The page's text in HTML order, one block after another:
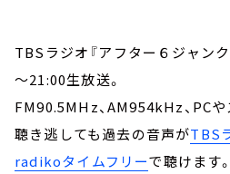
TBSラジオ『アフター６ジャン
～21:00生放送。
FM90.5MHz、AM954kHz、PC
聴き逃しても過去の音声がTBS
radikoタイムフリーで聴けます。